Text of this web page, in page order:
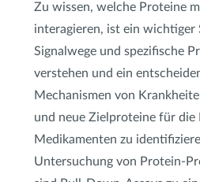
Zu wissen, welche Proteine
interagieren, ist ein wichtiger
Signalwege und spezifische
verstehen und ein
Mechanismen von
und neue Zielproteine für die
Medikamenten zu
Untersuchung von Protein-